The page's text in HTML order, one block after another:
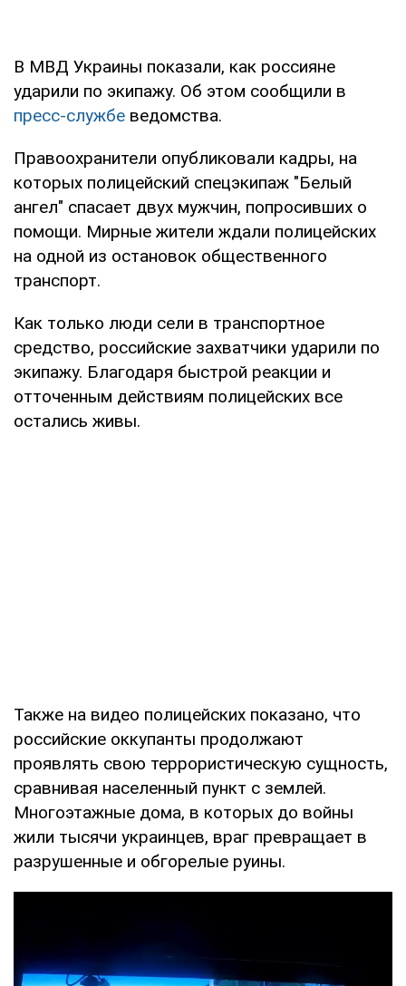
В МВД Украины показали, как россияне
ударили по экипажу. Об этом сообщили в
пресс-службе ведомства.
Правоохранители опубликовали кадры, на
которых полицейский спецэкипаж "Белый
ангел" спасает двух мужчин, попросивших о
помощи. Мирные жители ждали полицейских
на одной из остановок общественного
транспорт.
Как только люди сели в транспортное
средство, российские захватчики ударили по
экипажу. Благодаря быстрой реакции и
отточенным действиям полицейских все
остались живы.
Также на видео полицейских показано, что
российские оккупанты продолжают
проявлять свою террористическую сущность,
сравнивая населенный пункт с землей.
Многоэтажные дома, в которых до войны
жили тысячи украинцев, враг превращает в
разрушенные и обгорелые руины.